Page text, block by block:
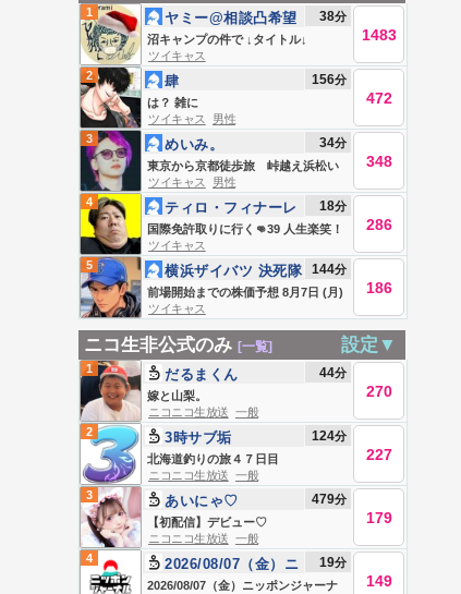
1
沼キャンプの件で ↓タイトル↓
ヤミー@相談凸希望
はLINEへ
38分
1483
ツイキャス
2
は？ 雑に
肆 156分
472
ツイキャス
男性
3
東京から京都徒歩旅 峠越え浜松い
き 今日もなんとか。
めいみ。 34分
348
ツイキャス
男性
4
国際免許取りに行く👊39 人生楽笑！
ティロ・フィナーレ
加川
18分
286
ツイキャス
5
前場開始までの株価予想 8月7日 (月)
日本企業！前場開始までの株価予想
横浜ザイバツ 決死隊 144分
186
ツイキャス
ニコ生非公式のみ [一覧] 設定▼
1
嫁と山梨。
だるまくん 44分
270
ニコニコ生放送 一般
2
北海道釣りの旅４７日目
3時サブ垢 124分
227
ニコニコ生放送 一般
3
【初配信】デビュー♡
あいにゃ♡ 479分
179
ニコニコ生放送 一般
4
2026/08/07（金）ニッポンジャーナ
2026/08/07（金）ニ
ッポンジャーナル 上
19分
149